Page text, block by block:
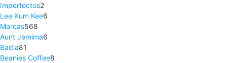
Imperfectos2
Lee Kum Kee6
Marcas568
Aunt Jemima6
Badia81
Beanies Coffee8